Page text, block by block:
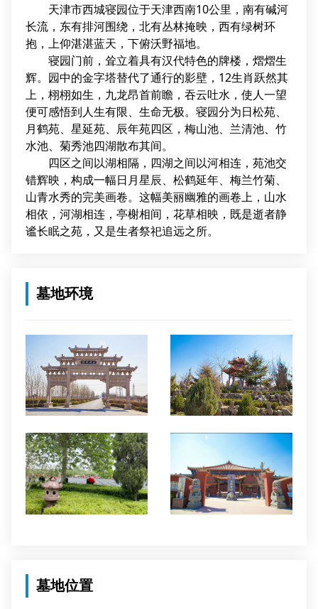
天津市西城寝园位于天津西南10公里，南有碱河
长流，东有排河围绕，北有丛林掩映，西有绿树环
抱，上仰湛湛蓝天，下俯沃野福地。
寝园门前，耸立着具有汉代特色的牌楼，熠熠生
辉。园中的金字塔替代了通行的影壁，12生肖跃然其
上，栩栩如生，九龙昂首前瞻，吞云吐水，使人一望
便可感悟到人生有限、生命无极。寝园分为日松苑、
月鹤苑、星延苑、辰年苑四区，梅山池、兰清池、竹
水池、菊秀池四湖散布其间。
四区之间以湖相隔，四湖之间以河相连，苑池交
错辉映，构成一幅日月星辰、松鹤延年、梅兰竹菊、
山青水秀的完美画卷。这幅美丽幽雅的画卷上，山水
相依，河湖相连，亭榭相间，花草相映，既是逝者静
谧长眠之苑，又是生者祭祀追远之所。
墓地环境
墓地位置